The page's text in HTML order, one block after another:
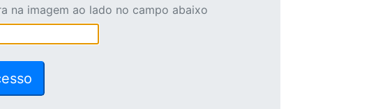
na imagem ao lado no campo abaixo